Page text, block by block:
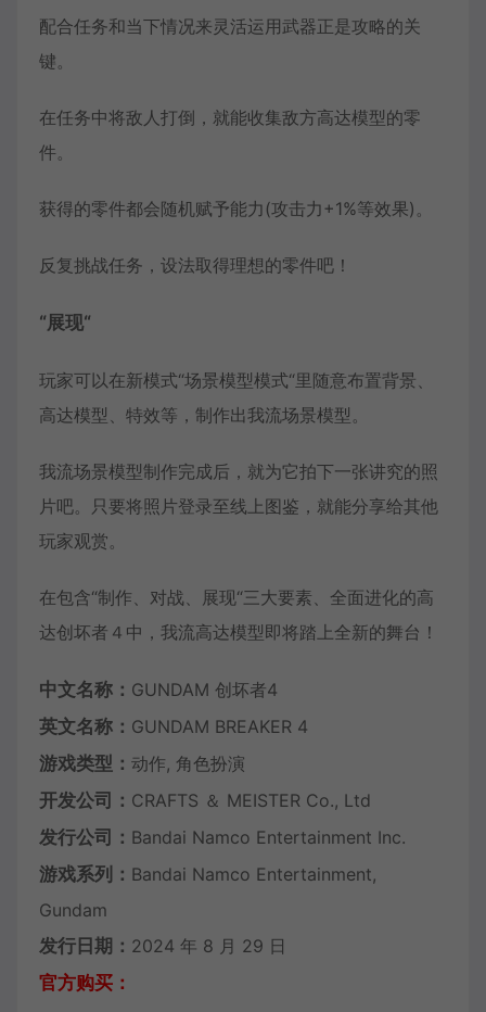
配合任务和当下情况来灵活运用武器正是攻略的关
键。
在任务中将敌人打倒，就能收集敌方高达模型的零
件。
获得的零件都会随机赋予能力(攻击力+1%等效果)。
反复挑战任务，设法取得理想的零件吧！
“展现“
玩家可以在新模式“场景模型模式“里随意布置背景、
高达模型、特效等，制作出我流场景模型。
我流场景模型制作完成后，就为它拍下一张讲究的照
片吧。只要将照片登录至线上图鉴，就能分享给其他
玩家观赏。
在包含“制作、对战、展现“三大要素、全面进化的高
达创坏者４中，我流高达模型即将踏上全新的舞台！
中文名称： GUNDAM 创坏者4
英文名称： GUNDAM BREAKER 4
游戏类型： 动作, 角色扮演
开发公司： CRAFTS ＆ MEISTER Co., Ltd
发行公司： Bandai Namco Entertainment Inc.
游戏系列： Bandai Namco Entertainment,
Gundam
发行日期： 2024 年 8 月 29 日
官方购买：